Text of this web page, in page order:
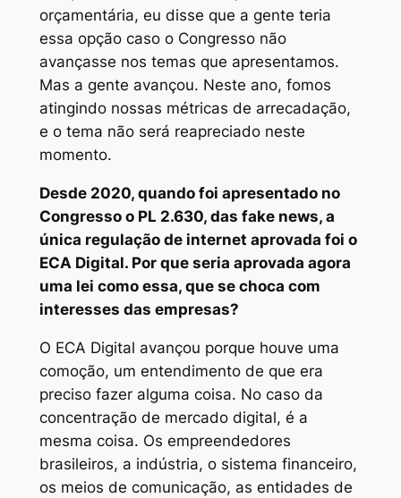
orçamentária, eu disse que a gente teria
essa opção caso o Congresso não
avançasse nos temas que apresentamos.
Mas a gente avançou. Neste ano, fomos
atingindo nossas métricas de arrecadação,
e o tema não será reapreciado neste
momento.
Desde 2020, quando foi apresentado no
Congresso o PL 2.630, das fake news, a
única regulação de internet aprovada foi o
ECA Digital. Por que seria aprovada agora
uma lei como essa, que se choca com
interesses das empresas?
O ECA Digital avançou porque houve uma
comoção, um entendimento de que era
preciso fazer alguma coisa. No caso da
concentração de mercado digital, é a
mesma coisa. Os empreendedores
brasileiros, a indústria, o sistema financeiro,
os meios de comunicação, as entidades de